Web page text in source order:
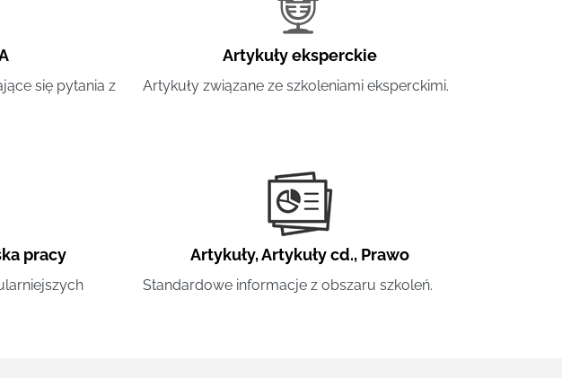
się pytania z
Artykuły eksperckie
Artykuły związane ze szkoleniami eksperckimi.
pracy Artykuły,Artykuły cd., Prawo
Standardowe informacje z obszaru szkoleń.